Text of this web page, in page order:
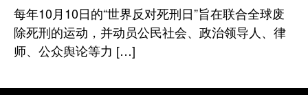
每年10月10日的“世界反对死刑日”旨在联合全球废
除死刑的运动，并动员公民社会、政治领导人、律
师、公众舆论等力 […]